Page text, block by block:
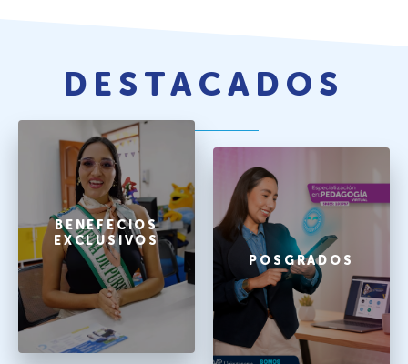
DESTACADOS
BENEFECIOS
EXCLUSIVOS
POSGRADOS